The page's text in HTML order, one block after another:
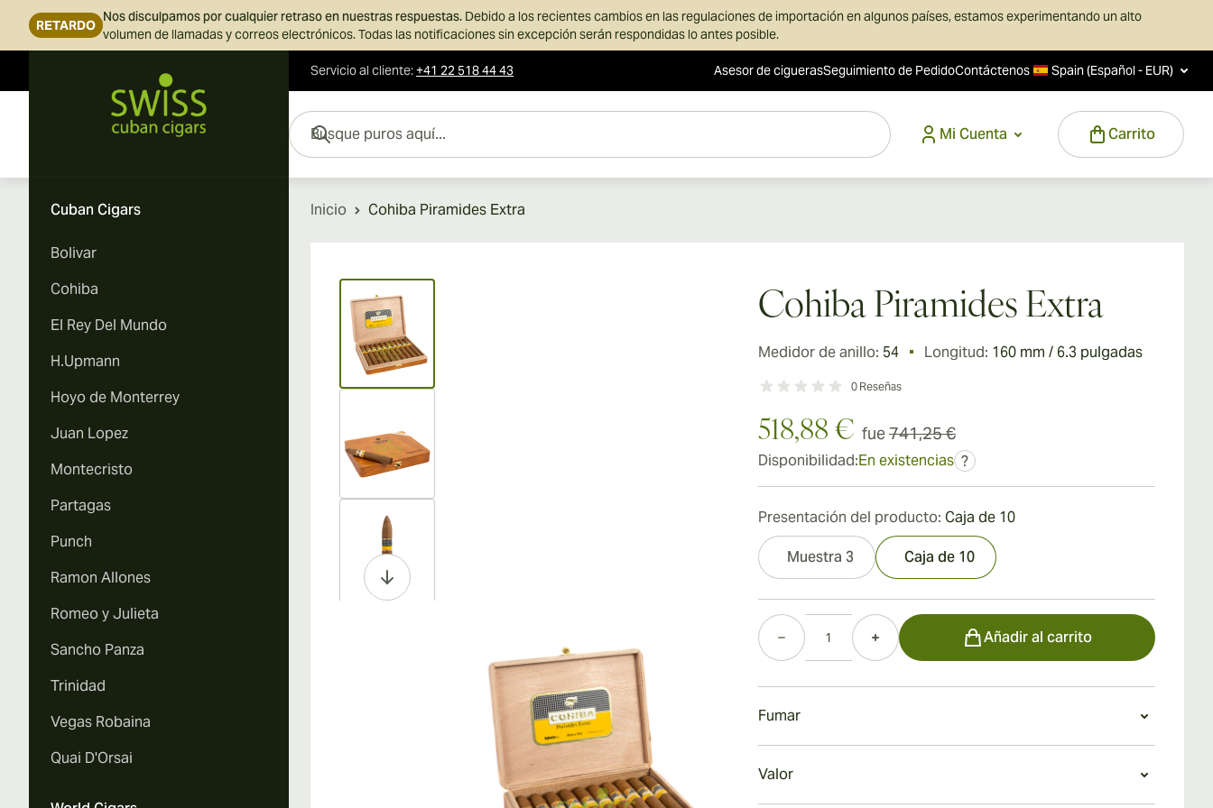
RETARDO
Nos disculpamos por cualquier retraso en nuestras respuestas. Debido a los recientes cambios en las regulaciones de importación en algunos países, estamos experimentando un alto
volumen de llamadas y correos electrónicos. Todas las notificaciones sin excepción serán respondidas lo antes posible.
Servicio al cliente:+41 22 518 44 43 Asesor de ciguerasSeguimiento de PedidoContáctenos Spain (Español - EUR)
Mi Cuenta
Carrito
Busque puros aquí...
Cuban Cigars
Bolivar
Cohiba
El Rey Del Mundo
H.Upmann
Hoyo de Monterrey
Juan Lopez
Montecristo
Partagas
Punch
Ramon Allones
Romeo y Julieta
Sancho Panza
Trinidad
Vegas Robaina
Quai D'Orsai
Inicio Cohiba Piramides Extra
View larger image
View larger image
Cohiba Piramides Extra
Medidor de anillo: 54 Longitud: 160 mm / 6.3 pulgadas
0 Reseñas
518,88 € fue741,25 €
Disponibilidad:En existencias ?
Presentación del producto: Caja de 10
Muestra 3 Caja de 10
Cantidad
Añadir al carrito
Fumar
Valor